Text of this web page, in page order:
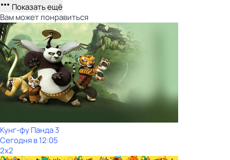
Показать ещё
Вам может понравиться
Кунг-фу Панда 3
Сегодня в 12:05
2x2